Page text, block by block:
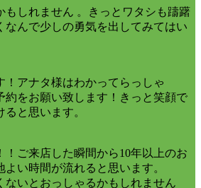
もしれません 。きっとワタシも躊躇
なんで少しの勇気を出してみてはい
！アナタ様はわかってらっしゃ
約をお願い致します！きっと笑顔で
と思います。
！ご来店した瞬間から10年以上のお
い時間が流れると思います。
ないとおっしゃるかもしれません